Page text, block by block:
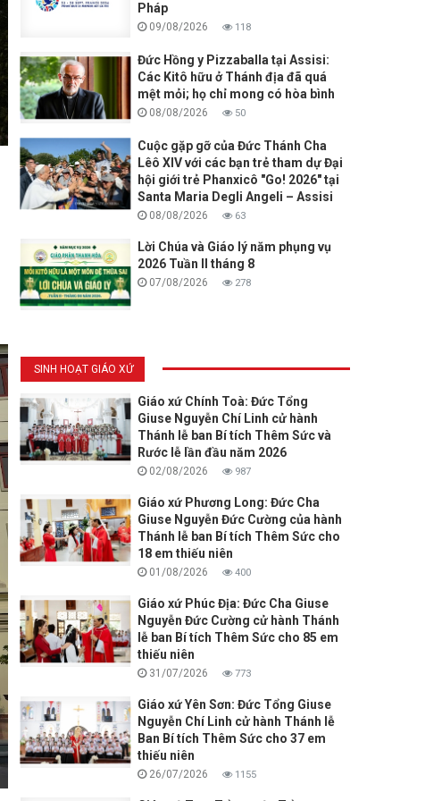
Pháp
09/08/2026 118
Đức Hồng y Pizzaballa tại Assisi:
Các Kitô hữu ở Thánh địa đã quá
mệt mỏi; họ chỉ mong có hòa bình
08/08/2026 50
Cuộc gặp gỡ của Đức Thánh Cha
Lêô XIV với các bạn trẻ tham dự Đại
hội giới trẻ Phanxicô "Go! 2026" tại
Santa Maria Degli Angeli – Assisi
08/08/2026 63
Lời Chúa và Giáo lý năm phụng vụ
2026 Tuần II tháng 8
07/08/2026 278
SINH HOẠT GIÁO XỨ
Giáo xứ Chính Toà: Đức Tổng
Giuse Nguyễn Chí Linh cử hành
Thánh lễ ban Bí tích Thêm Sức và
Rước lễ lần đầu năm 2026
02/08/2026 987
Giáo xứ Phương Long: Đức Cha
Giuse Nguyễn Đức Cường của hành
Thánh lễ ban Bí tích Thêm Sức cho
18 em thiếu niên
01/08/2026 400
Giáo xứ Phúc Địa: Đức Cha Giuse
Nguyễn Đức Cường cử hành Thánh
lễ ban Bí tích Thêm Sức cho 85 em
thiếu niên
31/07/2026 773
Giáo xứ Yên Sơn: Đức Tổng Giuse
Nguyễn Chí Linh cử hành Thánh lễ
Ban Bí tích Thêm Sức cho 37 em
thiếu niên
26/07/2026 1155